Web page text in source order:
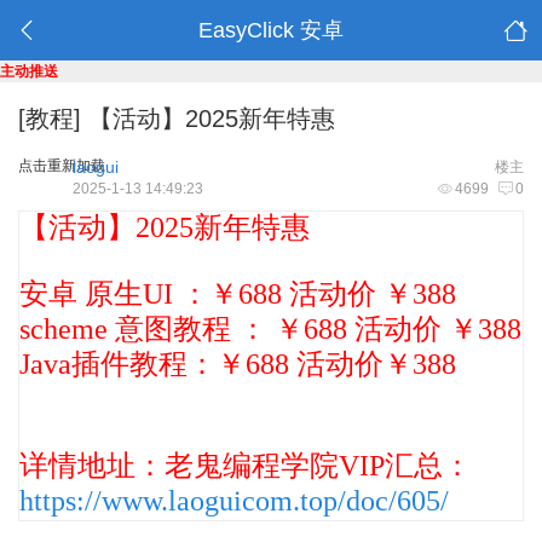
EasyClick 安卓
主动推送
[教程] 【活动】2025新年特惠
点击重新加载 楼主
laogui
4699 0
2025-1-13 14:49:23
【活动】2025新年特惠
安卓 原生UI ：￥688 活动价 ￥388
scheme 意图教程 ： ￥688 活动价 ￥388
Java插件教程：￥688 活动价￥388
详情地址：老鬼编程学院VIP汇总：
https://www.laoguicom.top/doc/605/